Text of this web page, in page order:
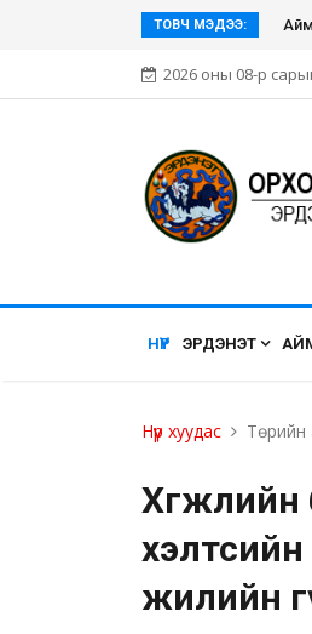
ТОВЧ МЭДЭЭ:
2026 оны 08-р
НҮҮР ЭРДЭНЭТ
Нүүр хуудас Төрийн
Хөгжлийн
жилийн